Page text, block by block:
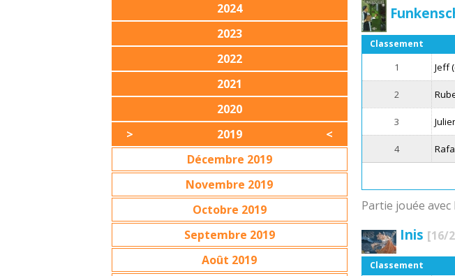
2024
2023
2022
2021
2020
2019
Décembre 2019
Novembre 2019
Octobre 2019
Septembre 2019
Août 2019
Classement
1 Jeff
2
3
4
Partie jouée avec
Inis [16/
Classement